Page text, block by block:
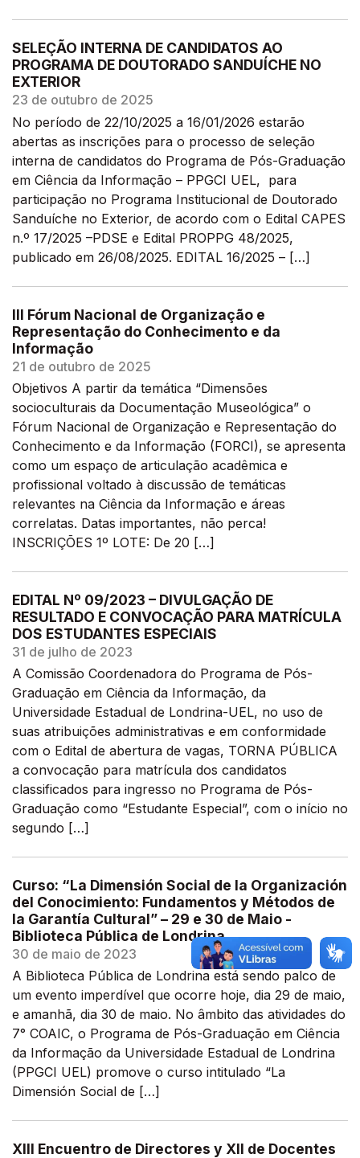
SELEÇÃO INTERNA DE CANDIDATOS AO
PROGRAMA DE DOUTORADO SANDUÍCHE NO
EXTERIOR
23 de outubro de 2025
No período de 22/10/2025 a 16/01/2026 estarão
abertas as inscrições para o processo de seleção
interna de candidatos do Programa de Pós-Graduação
em Ciência da Informação – PPGCI UEL, para
participação no Programa Institucional de Doutorado
Sanduíche no Exterior, de acordo com o Edital CAPES
n.º 17/2025 –PDSE e Edital PROPPG 48/2025,
publicado em 26/08/2025. EDITAL 16/2025 – […]
III Fórum Nacional de Organização e
Representação do Conhecimento e da
Informação
21 de outubro de 2025
Objetivos A partir da temática “Dimensões
socioculturais da Documentação Museológica” o
Fórum Nacional de Organização e Representação do
Conhecimento e da Informação (FORCI), se apresenta
como um espaço de articulação acadêmica e
profissional voltado à discussão de temáticas
relevantes na Ciência da Informação e áreas
correlatas. Datas importantes, não perca!
INSCRIÇÕES 1º LOTE: De 20 […]
EDITAL Nº 09/2023 – DIVULGAÇÃO DE
RESULTADO E CONVOCAÇÃO PARA MATRÍCULA
DOS ESTUDANTES ESPECIAIS
31 de julho de 2023
A Comissão Coordenadora do Programa de Pós-
Graduação em Ciência da Informação, da
Universidade Estadual de Londrina-UEL, no uso de
suas atribuições administrativas e em conformidade
com o Edital de abertura de vagas, TORNA PÚBLICA
a convocação para matrícula dos candidatos
classificados para ingresso no Programa de Pós-
Graduação como “Estudante Especial”, com o início no
segundo […]
Curso: “La Dimensión Social de la Organización
del Conocimiento: Fundamentos y Métodos de
la Garantía Cultural” – 29 e 30 de Maio -
Biblioteca Pública de Londrina
30 de maio de 2023
A Biblioteca Pública de Londrina está sendo palco de
um evento imperdível que ocorre hoje, dia 29 de maio,
e amanhã, dia 30 de maio. No âmbito das atividades do
7° COAIC, o Programa de Pós-Graduação em Ciência
da Informação da Universidade Estadual de Londrina
(PPGCI UEL) promove o curso intitulado “La
Dimensión Social de […]
XIII Encuentro de Directores y XII de Docentes